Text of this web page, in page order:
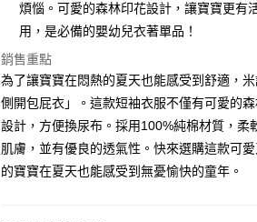
悠遊付
ATM付款
運送方式
宅配
每筆NT$80，滿NT$500(含以上)免運費
煩惱。可愛的森林印花設計，讓寶寶更有
用，是必備的嬰幼兒衣著單品！
銷售重點
為了讓寶寶在悶熱的夏天也能感受到舒適，
側開包屁衣」。這款短袖衣服不僅有可愛的
設計，方便換尿布。採用100%純棉材質，柔
肌膚，並有優良的透氣性。快來選購這款可
的寶寶在夏天也能感受到無憂愉快的童年。